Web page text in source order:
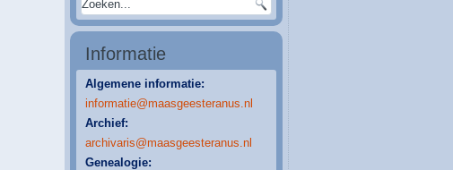
Informatie
Algemene informatie:
informatie@maasgeesteranus.nl
Archief:
archivaris@maasgeesteranus.nl
Genealogie: